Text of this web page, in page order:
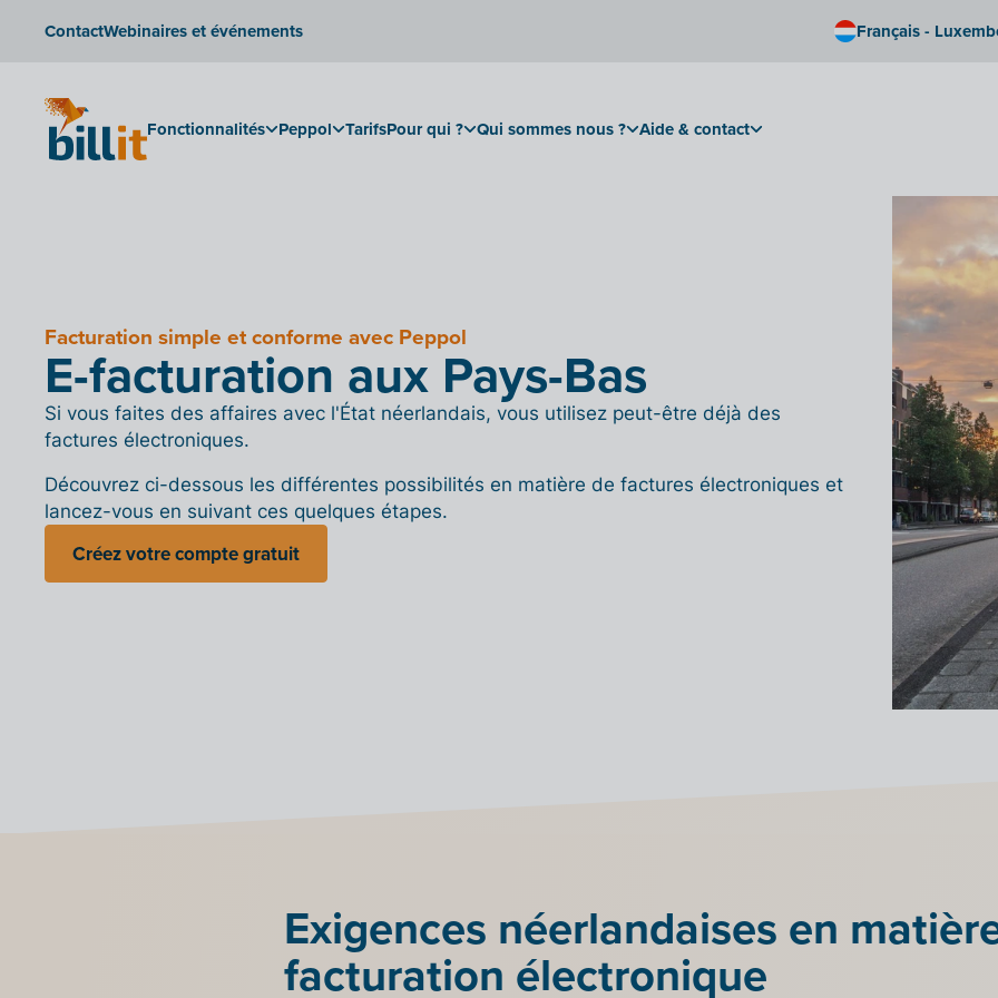
ContactWebinaires et événements Français -
Fonctionnalités Peppol TarifsPour qui ? Qui sommes nous ? Aide & contact
Facturation simple et conforme avec Peppol
E-facturation aux Pays-Bas
Si vous faites des affaires avec l'État néerlandais, vous utilisez peut-être déjà des
factures électroniques.
Découvrez ci-dessous les différentes possibilités en matière de factures électroniques et
lancez-vous en suivant ces quelques étapes.
Créez votre compte gratuit
Exigences néerlandaises en
facturation électronique